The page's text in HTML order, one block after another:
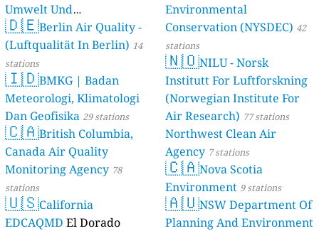
Umwelt Und
Verbraucherschutz) - LfU
46 stations
🇩🇪Berlin Air Quality -
(Luftqualität In Berlin) 14
stations
🇮🇩BMKG | Badan
Meteorologi, Klimatologi
Dan Geofisika 29 stations
🇨🇦British Columbia,
Canada Air Quality
Monitoring Agency 78
stations
🇺🇸California
EDCAQMD El Dorado
Environmental
Conservation (NYSDEC) 42
stations
🇳🇴NILU - Norsk
Institutt For Luftforskning
(Norwegian Institute For
Air Research) 77 stations
Northwest Clean Air
Agency 7 stations
🇨🇦Nova Scotia
Environment 9 stations
🇦🇺NSW Department Of
Planning And Environment